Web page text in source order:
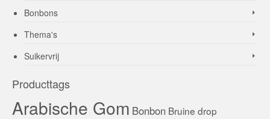
Bonbons
Thema's
Suikervrij
Producttags
Arabische Gom Bonbon Bruine drop